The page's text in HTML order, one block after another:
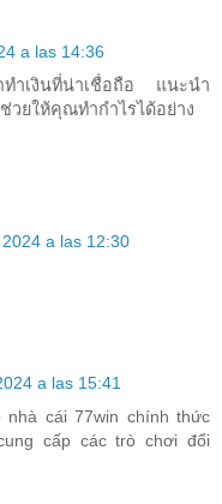
a las 14:36
ำเงินที่น่าเชื่อถือ แนะนำ
วยให้คุณทำกำไรได้อย่าง
a las 12:30
a las 15:41
nhà cái 77win chính thức
cấp các trò chơi đổi